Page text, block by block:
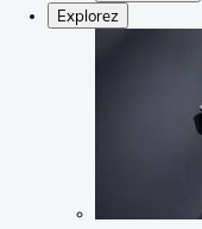
Explorez